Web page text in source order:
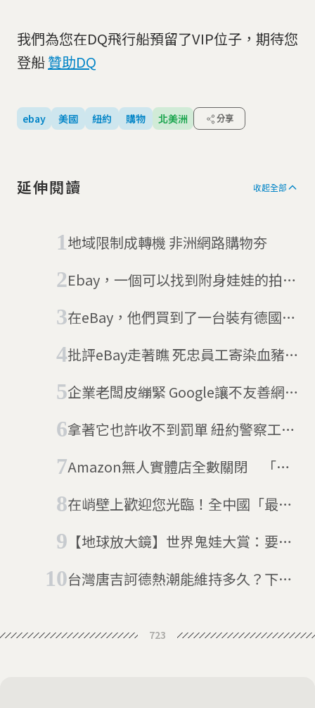
我們為您在DQ飛行船預留了VIP位子，期待您
登船贊助DQ
ebay 美國 紐約 購物 北美洲 分享
延伸閱讀 收起全部
地域限制成轉機 非洲網路購物夯
Ebay，一個可以找到附身娃娃的拍賣
在eBay，他們買到了一台裝有德國軍
批評eBay走著瞧 死忠員工寄染血豬
企業老闆皮繃緊 Google讓不友善網
拿著它也許收不到罰單 紐約警察工會
Amazon無人實體店全數關閉 「拿
溫度的購物體驗
在峭壁上歡迎您光臨！全中國「最不
【地球放大鏡】世界鬼娃大賞：要不
台灣唐吉訶德熱潮能維持多久？下一
723